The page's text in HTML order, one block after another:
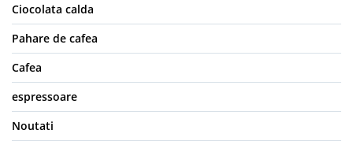
Ciocolata calda
Pahare de cafea
Cafea
espressoare
Noutati